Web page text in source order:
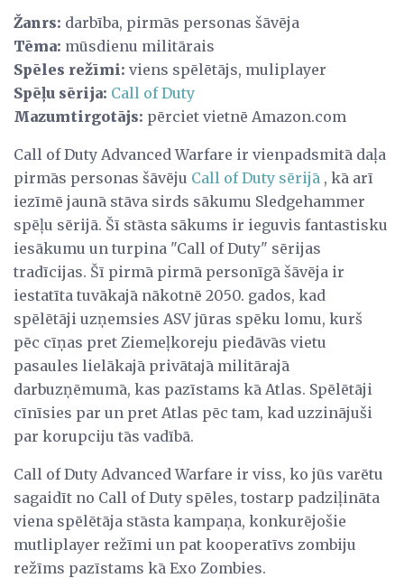
Žanrs: darbība, pirmās personas šāvēja
Tēma: mūsdienu militārais
Spēles režīmi: viens spēlētājs, muliplayer
Spēļu sērija: Call of Duty
Mazumtirgotājs: pērciet vietnē Amazon.com
Call of Duty Advanced Warfare ir vienpadsmitā daļa
pirmās personas šāvēju Call of Duty sērijā , kā arī
iezīmē jaunā stāva sirds sākumu Sledgehammer
spēļu sērijā. Šī stāsta sākums ir ieguvis fantastisku
iesākumu un turpina "Call of Duty" sērijas
tradīcijas. Šī pirmā pirmā personīgā šāvēja ir
iestatīta tuvākajā nākotnē 2050. gados, kad
spēlētāji uzņemsies ASV jūras spēku lomu, kurš
pēc cīņas pret Ziemeļkoreju piedāvās vietu
pasaules lielākajā privātajā militārajā
darbuzņēmumā, kas pazīstams kā Atlas. Spēlētāji
cīnīsies par un pret Atlas pēc tam, kad uzzinājuši
par korupciju tās vadībā.
Call of Duty Advanced Warfare ir viss, ko jūs varētu
sagaidīt no Call of Duty spēles, tostarp padziļināta
viena spēlētāja stāsta kampaņa, konkurējošie
mutliplayer režīmi un pat kooperatīvs zombiju
režīms pazīstams kā Exo Zombies.